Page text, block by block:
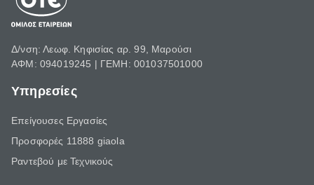
Δ/νση: Λεωφ. Κηφισίας αρ. 99, Μαρούσι
ΑΦΜ: 094019245 | ΓΕΜΗ: 001037501000
Υπηρεσίες
Επείγουσες Εργασίες
Προσφορές 11888 giaola
Ραντεβού με Τεχνικούς